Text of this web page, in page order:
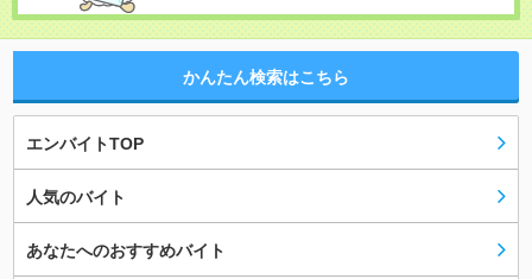
かんたん検索はこちら
エンバイトTOP
人気のバイト
あなたへのおすすめバイト